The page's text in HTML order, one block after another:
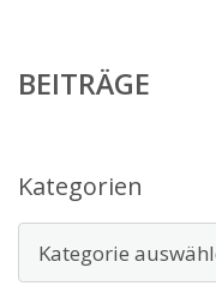
BEITRÄGE
Kategorien